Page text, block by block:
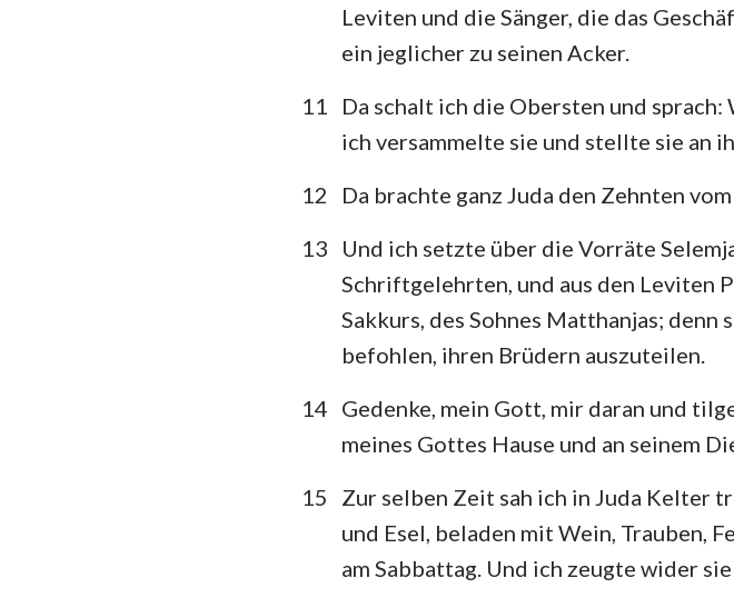
Leviten und die Sänger, die das
ein jeglicher zu seinen Acker.
11
Da schalt ich die Obersten und
ich versammelte sie und stellte sie an
12
Da brachte ganz Juda den Zehnten
13
Und ich setzte über die Vorräte
Schriftgelehrten, und aus den Leviten
Sakkurs, des Sohnes Matthanjas;
befohlen, ihren Brüdern auszuteilen.
14 Gedenke, mein Gott, mir daran und
meines Gottes Hause und an seinem
15
Zur selben Zeit sah ich in Juda Kelter
und Esel, beladen mit Wein, Trauben,
am Sabbattag. Und ich zeugte wider